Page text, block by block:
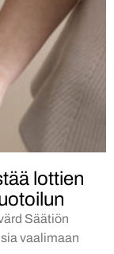
lottien
Säätiön
vaalimaan